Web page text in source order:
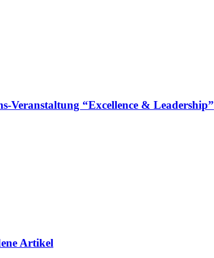
Veranstaltung “Excellence & Leadership”
Artikel